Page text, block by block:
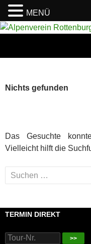
Zum
Nichts gefunden
Das Gesuchte
Vielleicht hilft die
Suchen
nach:
TERMIN DIREKT
>>
MENÜ